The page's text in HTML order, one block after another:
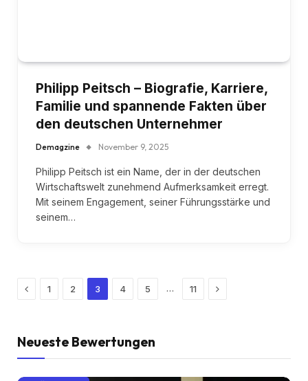
Philipp Peitsch – Biografie, Karriere,
Familie und spannende Fakten über
den deutschen Unternehmer
Demagzine November 9, 2025
Philipp Peitsch ist ein Name, der in der deutschen
Wirtschaftswelt zunehmend Aufmerksamkeit erregt.
Mit seinem Engagement, seiner Führungsstärke und
seinem…
Previous
1 2 3 4 5 … 11 Next
Neueste Bewertungen